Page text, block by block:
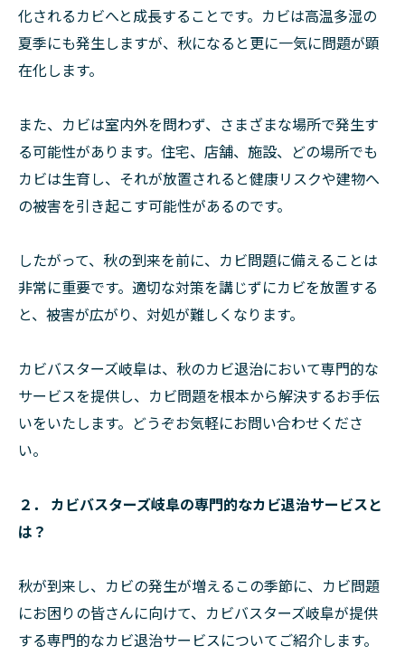
化されるカビへと成長することです。カビは高温多湿の
夏季にも発生しますが、秋になると更に一気に問題が顕
在化します。
また、カビは室内外を問わず、さまざまな場所で発生す
る可能性があります。住宅、店舗、施設、どの場所でも
カビは生育し、それが放置されると健康リスクや建物へ
の被害を引き起こす可能性があるのです。
したがって、秋の到来を前に、カビ問題に備えることは
非常に重要です。適切な対策を講じずにカビを放置する
と、被害が広がり、対処が難しくなります。
カビバスターズ岐阜は、秋のカビ退治において専門的な
サービスを提供し、カビ問題を根本から解決するお手伝
いをいたします。どうぞお気軽にお問い合わせくださ
い。
２． カビバスターズ岐阜の専門的なカビ退治サービスと
は？
秋が到来し、カビの発生が増えるこの季節に、カビ問題
にお困りの皆さんに向けて、カビバスターズ岐阜が提供
する専門的なカビ退治サービスについてご紹介します。